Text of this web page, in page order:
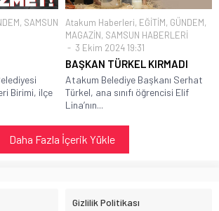
, SAMSUN
Birimi, ilçe
Atakum Haberleri, EĞİTİM, GÜNDEM,
MAGAZİN, SAMSUN HABERLERİ
3 Ekim 2024 19:31
BAŞKAN TÜRKEL KIRMADI
Atakum Belediye Başkanı Serhat
Türkel, ana sınıfı öğrencisi Elif
Lina’nın...
Daha Fazla İçerik Yükle
Gizlilik Politikası